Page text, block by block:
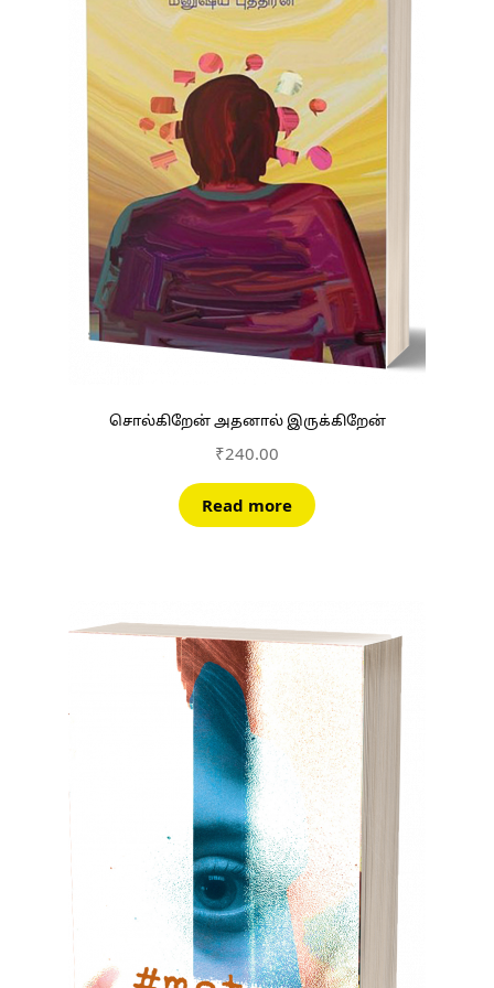
சொல்கிறேன் அதனால் இருக்கிறேன்
₹240.00
Read more